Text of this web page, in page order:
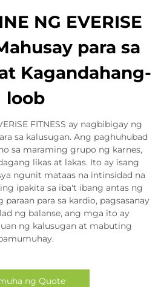
NG EVERISE
para sa
Kagandahang-
loob
FITNESS ay nagbibigay ng
sa kalusugan. Ang paghuhubad
sa maraming grupo ng karnes,
likas at lakas. Ito ay isang
ngunit mataas na intinsidad na
ipakita sa iba't ibang antas ng
paraan para sa kardio, pagsasanay
ng balanse, ang mga ito ay
ng kalusugan at mabuting
ng Quote